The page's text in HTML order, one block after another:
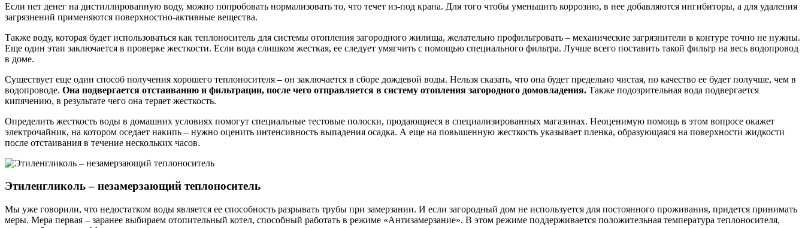
Если нет денег на дистиллированную воду, можно попробовать нормализовать то, что течет из-под крана. Для того чтобы уменьшить коррозию, в нее добавляются ингибиторы, а для удаления
загрязнений применяются поверхностно-активные вещества.
Также воду, которая будет использоваться как теплоноситель для системы отопления загородного жилища, желательно профильтровать – механические загрязнители в контуре точно не нужны.
Еще один этап заключается в проверке жесткости. Если вода слишком жесткая, ее следует умягчить с помощью специального фильтра. Лучше всего поставить такой фильтр на весь водопровод
в доме.
Существует еще один способ получения хорошего теплоносителя – он заключается в сборе дождевой воды. Нельзя сказать, что она будет предельно чистая, но качество ее будет получше, чем в
водопроводе. Она подвергается отстаиванию и фильтрации, после чего отправляется в систему отопления загородного домовладения. Также подозрительная вода подвергается
кипячению, в результате чего она теряет жесткость.
Определить жесткость воды в домашних условиях помогут специальные тестовые полоски, продающиеся в специализированных магазинах. Неоценимую помощь в этом вопросе окажет
электрочайник, на котором оседает накипь – нужно оценить интенсивность выпадения осадка. А еще на повышенную жесткость указывает пленка, образующаяся на поверхности жидкости
после отстаивания в течение нескольких часов.
Этиленгликоль – незамерзающий теплоноситель
Мы уже говорили, что недостатком воды является ее способность разрывать трубы при замерзании. И если загородный дом не используется для постоянного проживания, придется принимать
меры. Мера первая – заранее выбираем отопительный котел, способный работать в режиме «Антизамерзание». В этом режиме поддерживается положительная температура теплоносителя,